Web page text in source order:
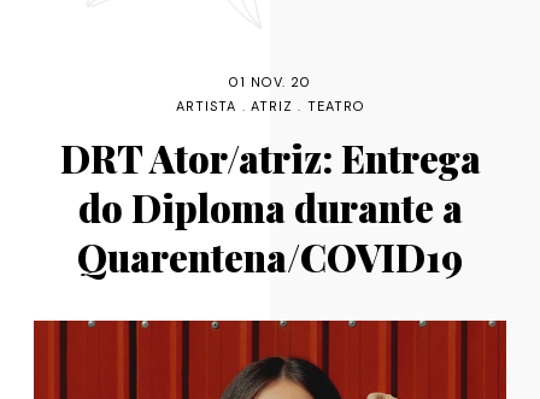
01 NOV. 20
ARTISTA . ATRIZ . TEATRO
DRT Ator/atriz: Entrega
do Diploma durante a
Quarentena/COVID19